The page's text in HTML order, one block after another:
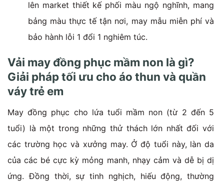
lên market thiết kế phối màu ngộ nghĩnh, mang
bảng màu thực tế tận nơi, may mẫu miễn phí và
bảo hành lỗi 1 đổi 1 nghiêm túc.
Vải may đồng phục mầm non là gì?
Giải pháp tối ưu cho áo thun và quần
váy trẻ em
May đồng phục cho lứa tuổi mầm non (từ 2 đến 5
tuổi) là một trong những thử thách lớn nhất đối với
các trường học và xưởng may. Ở độ tuổi này, làn da
của các bé cực kỳ mỏng manh, nhạy cảm và dễ bị dị
ứng. Đồng thời, sự tinh nghịch, hiếu động, thường